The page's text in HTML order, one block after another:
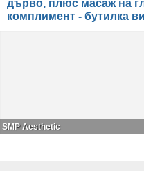
дърво, плюс масаж на
комплимент - бутилка
SMP Aesthetic